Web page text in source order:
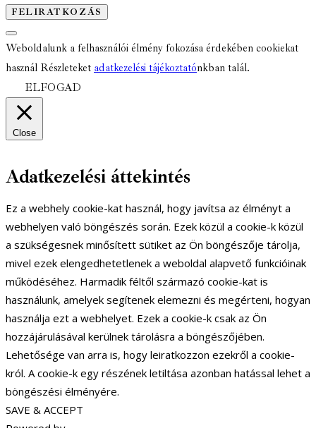
Weboldalunk a felhasználói élmény fokozása érdekében cookiekat
használ Részleteket adatkezelési tájékoztatónkban talál.
ELFOGAD
Close
Adatkezelési áttekintés
Ez a webhely cookie-kat használ, hogy javítsa az élményt a
webhelyen való böngészés során. Ezek közül a cookie-k közül
a szükségesnek minősített sütiket az Ön böngészője tárolja,
mivel ezek elengedhetetlenek a weboldal alapvető funkcióinak
működéséhez. Harmadik féltől származó cookie-kat is
használunk, amelyek segítenek elemezni és megérteni, hogyan
használja ezt a webhelyet. Ezek a cookie-k csak az Ön
hozzájárulásával kerülnek tárolásra a böngészőjében.
Lehetősége van arra is, hogy leiratkozzon ezekről a cookie-
król. A cookie-k egy részének letiltása azonban hatással lehet a
böngészési élményére.
SAVE & ACCEPT